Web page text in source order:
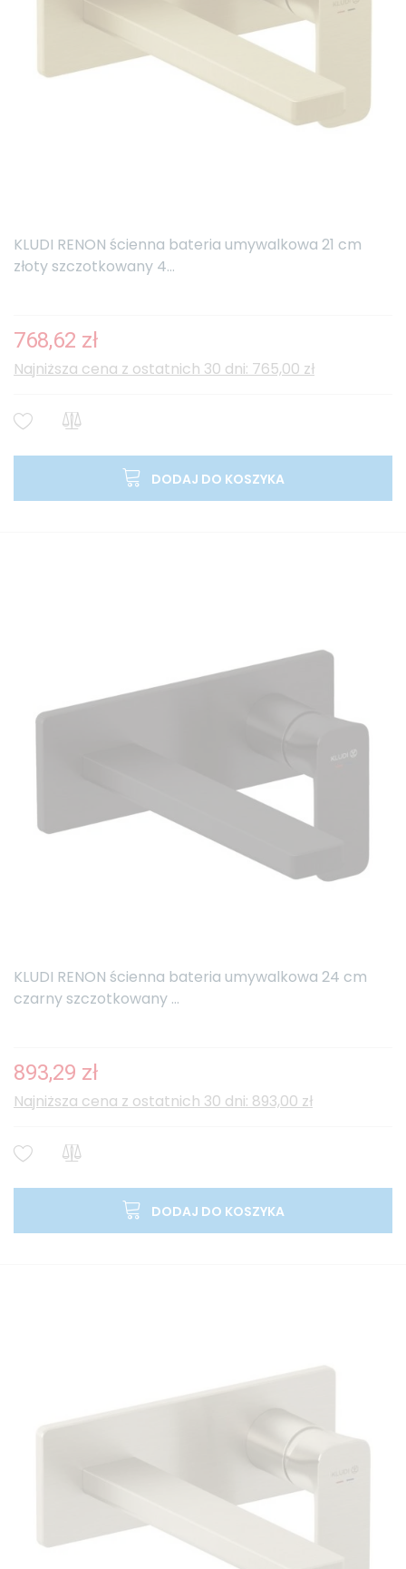
KLUDI RENON ścienna bateria umywalkowa 21 cm
złoty szczotkowany 4...
768,62 zł
Najniższa cena z ostatnich 30 dni: 765,00 zł
DODAJ DO KOSZYKA
KLUDI RENON ścienna bateria umywalkowa 24 cm
czarny szczotkowany ...
893,29 zł
Najniższa cena z ostatnich 30 dni: 893,00 zł
DODAJ DO KOSZYKA